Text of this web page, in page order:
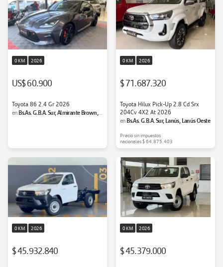
0 KM 2026
US$ 60.900
Toyota 86 2.4 Gr 2026
enBs.As. G.B.A. Sur, Almirante Brown,
0 KM 2026
$ 71.687.320
Toyota Hilux Pick-Up 2.8 Cd Srx
204Cv 4X2 At 2026
enBs.As. G.B.A. Sur, Lanús, Lanús Oeste
Precio sin impuestos
nacionales$ 64.875.403
0 KM 2026
$ 45.932.840
0 KM 2026
$ 45.379.000